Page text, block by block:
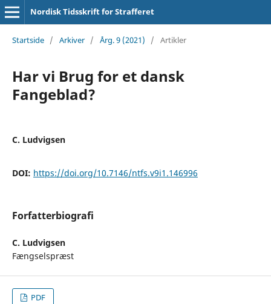
Nordisk Tidsskrift for Strafferet
Startside / Arkiver / Årg. 9 (2021) / Artikler
Har vi Brug for et dansk
Fangeblad?
C. Ludvigsen
DOI: https://doi.org/10.7146/ntfs.v9i1.146996
Forfatterbiografi
C. Ludvigsen
Fængselspræst
PDF